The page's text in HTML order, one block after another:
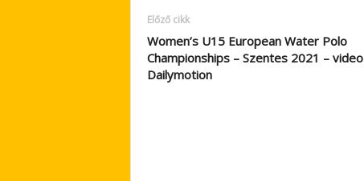
Előző cikk
Women’s U15 European Water Polo
Championships – Szentes 2021 – video
Dailymotion